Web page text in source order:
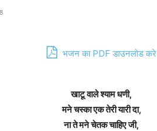
भजन का PDF डाउनलोड करे
खाटू वाले श्याम धणी,
मने चस्का एक तेरी यारी दा,
ना ते मने चेतक चाहिए जी,